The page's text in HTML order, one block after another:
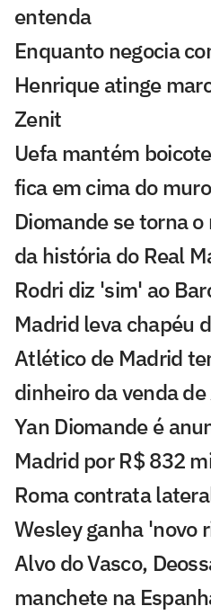
entenda
Enquanto negocia
Henrique atinge
Zenit
Uefa mantém
fica em cima do muro
Diomande se torna
da história do Real
Rodri diz 'sim' ao
Madrid leva chapéu
Atlético de Madrid
dinheiro da venda
Yan Diomande é
Madrid por R$ 832
Roma contrata
Wesley ganha 'novo
Alvo do Vasco,
manchete na